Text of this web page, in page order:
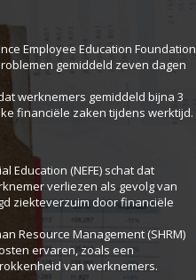
Employee Education Foundation
gemiddeld zeven dagen
werknemers gemiddeld bijna 3
financiële zaken tijdens werktijd.
Education (NEFE) schat dat
verliezen als gevolg van
ziekteverzuim door financiële
Resource Management (SHRM)
ervaren, zoals een
van werknemers.